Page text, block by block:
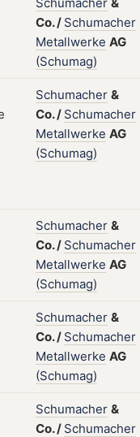
Co./ Schumacher
Metallwerke AG
(Schumag)
Schumacher &
Co./ Schumacher
Metallwerke AG
(Schumag)
Schumacher &
Co./ Schumacher
Metallwerke AG
(Schumag)
Schumacher &
Co./ Schumacher
Metallwerke AG
(Schumag)
Schumacher &
Co./ Schumacher